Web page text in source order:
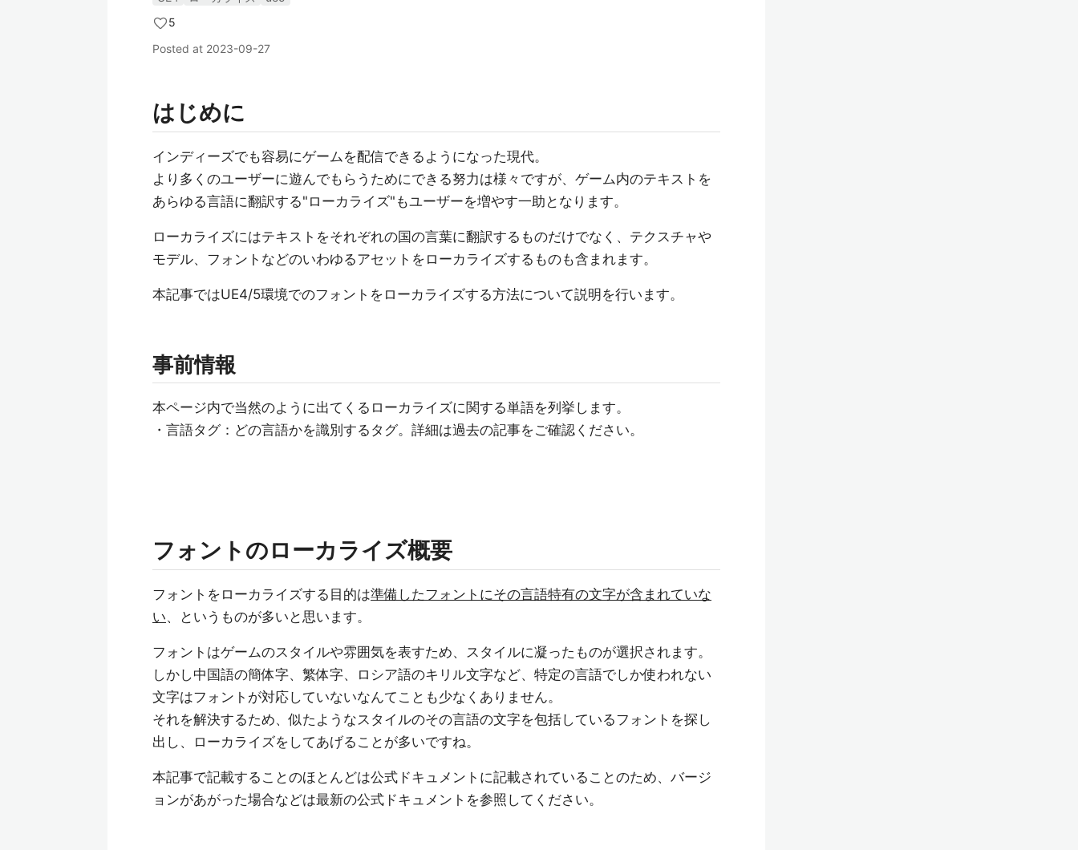
5
Posted at 2023-09-27
はじめに
インディーズでも容易にゲームを配信できるようになった現代。
より多くのユーザーに遊んでもらうためにできる努力は様々ですが、ゲーム内のテキストを
あらゆる言語に翻訳する"ローカライズ"もユーザーを増やす一助となります。
ローカライズにはテキストをそれぞれの国の言葉に翻訳するものだけでなく、テクスチャや
モデル、フォントなどのいわゆるアセットをローカライズするものも含まれます。
本記事ではUE4/5環境でのフォントをローカライズする方法について説明を行います。
事前情報
本ページ内で当然のように出てくるローカライズに関する単語を列挙します。
・言語タグ：どの言語かを識別するタグ。詳細は過去の記事をご確認ください。
フォントのローカライズ概要
フォントをローカライズする目的は準備したフォントにその言語特有の文字が含まれていな
い、というものが多いと思います。
フォントはゲームのスタイルや雰囲気を表すため、スタイルに凝ったものが選択されます。
しかし中国語の簡体字、繁体字、ロシア語のキリル文字など、特定の言語でしか使われない
文字はフォントが対応していないなんてことも少なくありません。
それを解決するため、似たようなスタイルのその言語の文字を包括しているフォントを探し
出し、ローカライズをしてあげることが多いですね。
本記事で記載することのほとんどは公式ドキュメントに記載されていることのため、バージ
ョンがあがった場合などは最新の公式ドキュメントを参照してください。